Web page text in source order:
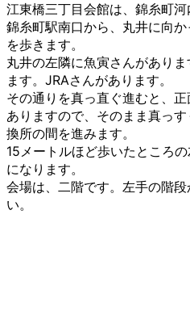
江東橋三丁目会館は、錦糸町河
錦糸町駅南口から、丸井に向
を歩きます。
丸井の左隣に魚寅さんがあり
ます。JRAさんがあります。
その通りを真っ直ぐ進むと、
ありますので、そのまま真っ
換所の間を進みます。
15メートルほど歩いたところの
になります。
会場は、二階です。左手の階
い。